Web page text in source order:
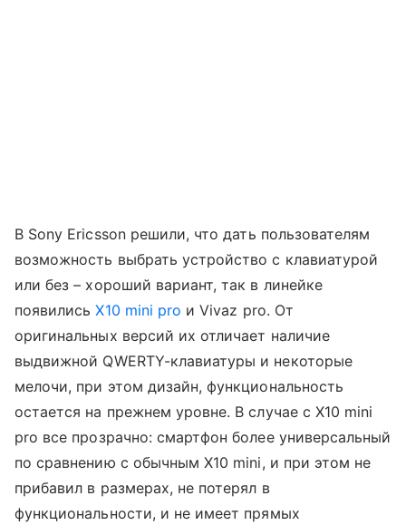
В Sony Ericsson решили, что дать пользователям
возможность выбрать устройство с клавиатурой
или без – хороший вариант, так в линейке
появилисьX10 mini pro иVivaz pro. От
оригинальных версий их отличает наличие
выдвижной QWERTY-клавиатуры и некоторые
мелочи, при этом дизайн, функциональность
остается на прежнем уровне. В случае с X10 mini
pro все прозрачно: смартфон более универсальный
по сравнению с обычным Х10 mini, и при этом не
прибавил в размерах, не потерял в
функциональности, и не имеет прямых